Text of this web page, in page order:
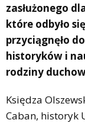
zasłużonego
które odbyło
przyciągnęło
historyków i
rodziny
Księdza
Caban, historyk